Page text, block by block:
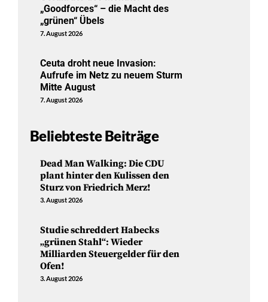
„Goodforces“ – die Macht des
„grünen“ Übels
7. August 2026
Ceuta droht neue Invasion:
Aufrufe im Netz zu neuem Sturm
Mitte August
7. August 2026
Beliebteste Beiträge
Dead Man Walking: Die CDU
plant hinter den Kulissen den
Sturz von Friedrich Merz!
3. August 2026
Studie schreddert Habecks
„grünen Stahl“: Wieder
Milliarden Steuergelder für den
Ofen!
3. August 2026